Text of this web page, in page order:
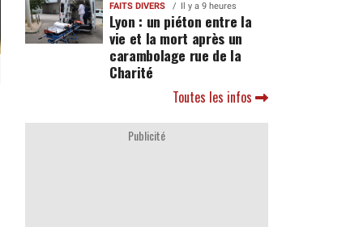
FAITS DIVERS Il y a 9 heures
Lyon : un piéton entre la
vie et la mort après un
carambolage rue de la
Charité
Toutes les infos
Publicité